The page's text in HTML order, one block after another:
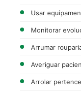
Usar
Monitorar
Arrumar
Averiguar
Arrolar